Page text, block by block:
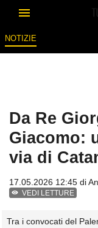
NOTIZIE
Da Re
Giacomo:
via di
17.05.2026 12:45 di
VEDI LETTURE
Tra i convocati del